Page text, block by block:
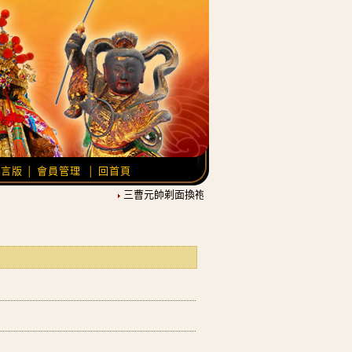
版 會員管理
回首頁
三曹元帥剃面換袍，農曆12月21日覆靈開光。